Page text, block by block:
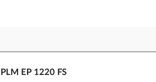
PLM EP 1220 FS